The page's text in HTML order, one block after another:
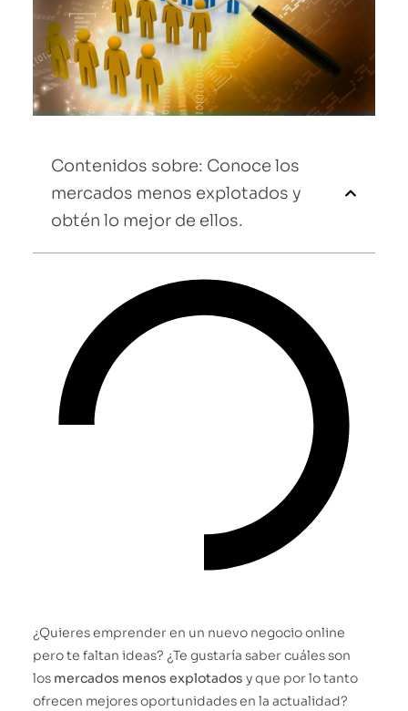
Contenidos sobre: Conoce los
mercados menos explotados y
obtén lo mejor de ellos.
¿Quieres emprender en un nuevo negocio online
pero te faltan ideas? ¿Te gustaría saber cuáles son
los mercados menos explotados y que por lo tanto
ofrecen mejores oportunidades en la actualidad?